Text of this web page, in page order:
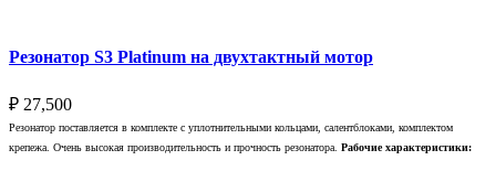
Резонатор S3 Platinum на двухтактный мотор
₽ 27,500
Резонатор поставляется в комплекте с уплотнительными кольцами, салентблоками, комплектом
крепежа. Очень высокая производительность и прочность резонатора. Рабочие характеристики: